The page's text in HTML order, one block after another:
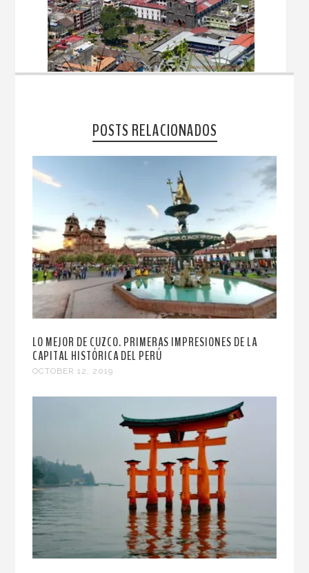
POSTS RELACIONADOS
LO MEJOR DE CUZCO. PRIMERAS IMPRESIONES DE LA
CAPITAL HISTÓRICA DEL PERÚ
OCTOBER 12, 2019